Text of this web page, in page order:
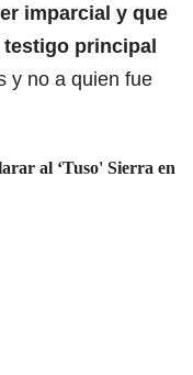
imparcial y que
testigo principal
y no a quien fue
al ‘Tuso' Sierra en